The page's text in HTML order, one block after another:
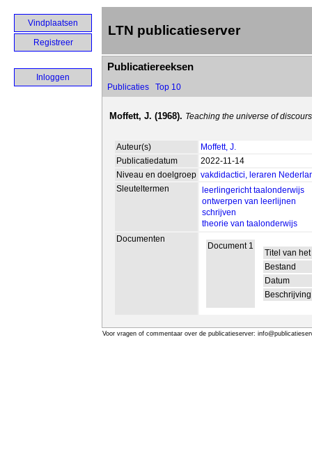
Vindplaatsen
Registreer
Inloggen
LTN publicatieserver
Publicatiereeksen
Publicaties Top 10
Moffett, J. (1968). Teaching the universe of
Auteur(s)
Moffett, J.
Publicatiedatum
2022-11-14
Niveau en doelgroep vakdidactici, leraren
Sleuteltermen
leerlingericht taalonderwijs
ontwerpen van leerlijnen
schrijven
theorie van taalonderwijs
Documenten
Document 1
Titel van
Bestand
Datum
Beschrijving
Voor vragen of commentaar over de publicatieserver: